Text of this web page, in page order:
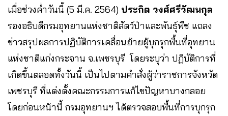
เมื่อช่วงค่ำวันนี้ (5 มี.ค. 2564) ประกิต วงศ์ศรีวัฒนกุล
รองอธิบดีกรมอุทยานแห่งชาติสัตว์ป่าและพันธุ์พืช แถลง
ข่าวสรุปผลการปฏิบัติการเคลื่อนย้ายผู้บุกรุกพื้นที่อุทยาน
แห่งชาติแก่งกระจาน จ.เพชรบุรี โดยระบุว่า ปฏิบัติการที่
เกิดขึ้นตลอดทั้งวันนี้ เป็นไปตามคำสั่งผู้ว่าราชการจังหวัด
เพชรบุรี ที่แต่งตั้งคณะกรรมการแก้ไขปัญหาบางกลอย
โดยก่อนหน้านี้ กรมอุทยานฯ ได้ตรวจสอบพื้นที่การบุกรุก